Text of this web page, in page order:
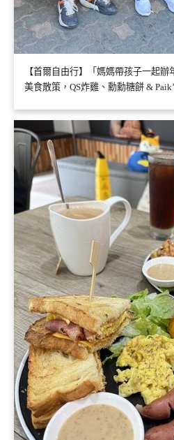
【首爾自由行】「媽媽帶孩子一起
美食散策，QS炸雞、勳勳糖餅 &